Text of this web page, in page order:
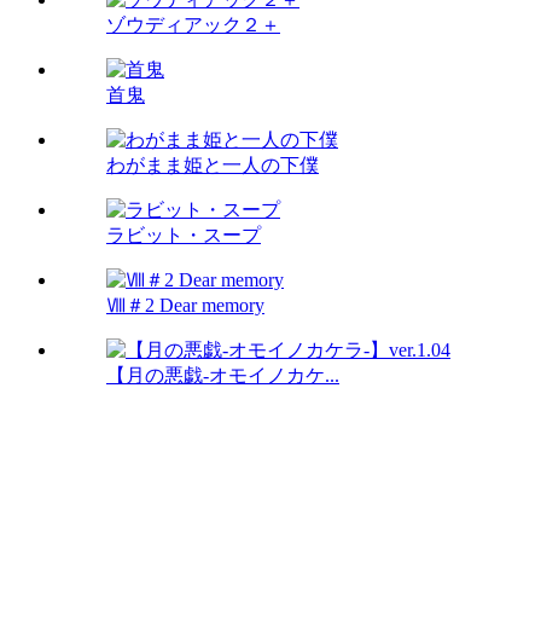
ゾウディアック２＋
首鬼
わがまま姫と一人の下僕
ラビット・スープ
Ⅷ＃2 Dear memory
【月の悪戯-オモイノカケ...